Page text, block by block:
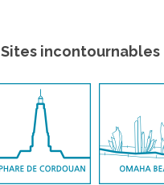
Sites incontournables